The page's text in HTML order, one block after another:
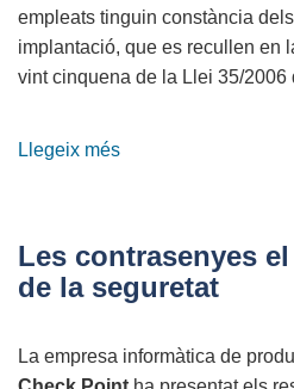
empleats tinguin constància
implantació, que es recullen en
vint cinquena de la Llei 35/2006
Llegeix més
Internet
2011
Les contrasenyes
de la seguretat
La empresa informàtica de